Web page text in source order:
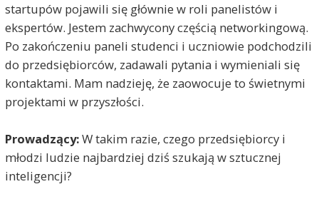
startupów pojawili się głównie w roli panelistów i
ekspertów. Jestem zachwycony częścią networkingową.
Po zakończeniu paneli studenci i uczniowie podchodzili
do przedsiębiorców, zadawali pytania i wymieniali się
kontaktami. Mam nadzieję, że zaowocuje to świetnymi
projektami w przyszłości.
Prowadzący:W takim razie, czego przedsiębiorcy i
młodzi ludzie najbardziej dziś szukają w sztucznej
inteligencji?